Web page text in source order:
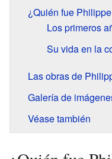
¿Quién fue
Los primeros
Su vida en la
Las obras de
Galería de
Véase también